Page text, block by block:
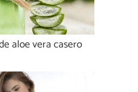
aloe vera casero